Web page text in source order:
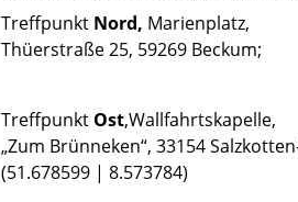
Treffpunkt Nord, Marienplatz,
Thüerstraße 25, 59269 Beckum;
Treffpunkt Ost,Wallfahrtskapelle,
„Zum Brünneken“, 33154
(51.678599 | 8.573784)